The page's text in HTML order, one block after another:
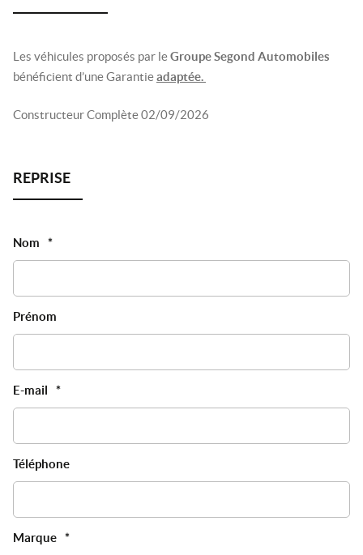
Les véhicules proposés par leGroupe Segond Automobiles
bénéficient d’une Garantieadaptée.
Constructeur Complète 02/09/2026
Nom *
Prénom
E-mail *
Téléphone
Marque *